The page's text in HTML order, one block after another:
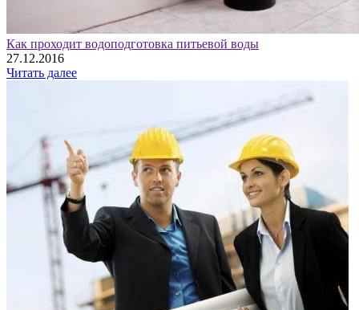
Как проходит водоподготовка питьевой воды
27.12.2016
Читать далее